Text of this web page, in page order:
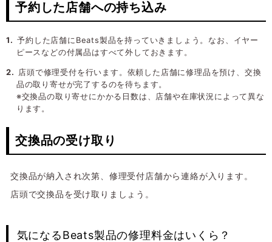
予約した店舗への持ち込み
予約した店舗にBeats製品を持っていきましょう。なお、イヤー
ピースなどの付属品はすべて外しておきます。
店頭で修理受付を行います。依頼した店舗に修理品を預け、交換
品の取り寄せが完了するのを待ちます。
※交換品の取り寄せにかかる日数は、店舗や在庫状況によって異な
ります。
交換品の受け取り
交換品が納入され次第、修理受付店舗から連絡が入ります。
店頭で交換品を受け取りましょう。
気になるBeats製品の修理料金はいくら？